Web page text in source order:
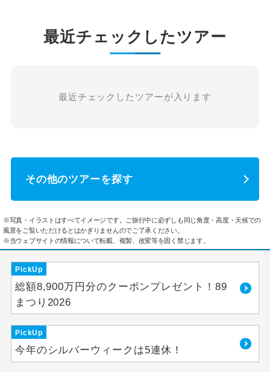
最近チェックしたツアー
最近チェックしたツアーが入ります
その他のツアーを探す
※写真・イラストはすべてイメージです。ご旅行中に必ずしも同じ角度・高度・天候での
風景をご覧いただけるとはかぎりませんのでご了承ください。
※当ウェブサイトの情報について転載、複製、改変等を固く禁じます。
PickUp
総額8,900万円分のクーポンプレゼント！89
まつり2026
PickUp
今年のシルバーウィークは5連休！